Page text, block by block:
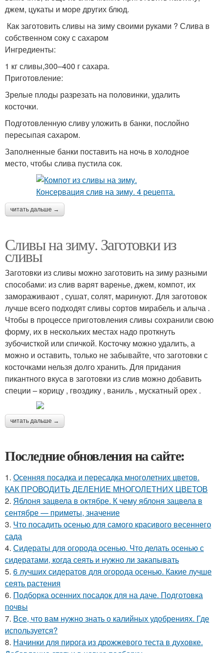
джем, цукаты и море других блюд.
Как заготовить сливы на зиму своими руками ? Слива в
собственном соку с сахаром
Ингредиенты:
1 кг сливы,300–400 г сахара.
Приготовление:
Зрелые плоды разрезать на половинки, удалить
косточки.
Подготовленную сливу уложить в банки, послойно
пересыпая сахаром.
Заполненные банки поставить на ночь в холодное
место, чтобы слива пустила сок.
читать дальше →
Сливы на зиму. Заготовки из
сливы
Заготовки из сливы можно заготовить на зиму разными
способами: из слив варят варенье, джем, компот, их
замораживают , сушат, солят, маринуют. Для заготовок
лучше всего подходят сливы сортов мирабель и алыча .
Чтобы в процессе приготовления сливы сохранили свою
форму, их в нескольких местах надо проткнуть
зубочисткой или спичкой. Косточку можно удалить, а
можно и оставить, только не забывайте, что заготовки с
косточками нельзя долго хранить. Для придания
пикантного вкуса в заготовки из слив можно добавить
специи – корицу , гвоздику , ваниль , мускатный орех .
читать дальше →
Последние обновления на сайте:
1. Осенняя посадка и пересадка многолетних цветов.
КАК ПРОВОДИТЬ ДЕЛЕНИЕ МНОГОЛЕТНИХ ЦВЕТОВ
2. Яблоня зацвела в октябре. К чему яблоня зацвела в
сентябре — приметы, значение
3. Что посадить осенью для самого красивого весеннего
сада
4. Сидераты для огорода осенью. Что делать осенью с
сидератами, когда сеять и нужно ли закапывать
5. 6 лучших сидератов для огорода осенью. Какие лучше
сеять растения
6. Подборка осенних посадок для на даче. Подготовка
почвы
7. Все, что вам нужно знать о калийных удобрениях. Где
используется?
8. Начинки для пирога из дрожжевого теста в духовке.